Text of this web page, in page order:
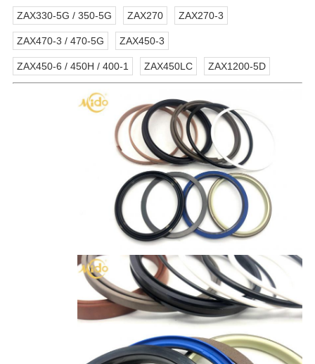
ZAX330-5G / 350-5G ZAX270 ZAX270-3
ZAX470-3 / 470-5G ZAX450-3
ZAX450-6 / 450H / 400-1 ZAX450LC ZAX1200-5D